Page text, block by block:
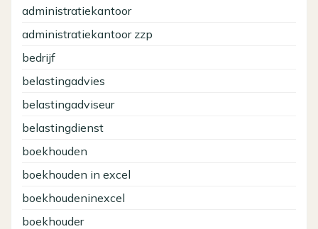
administratiekantoor
administratiekantoor zzp
bedrijf
belastingadvies
belastingadviseur
belastingdienst
boekhouden
boekhouden in excel
boekhoudeninexcel
boekhouder